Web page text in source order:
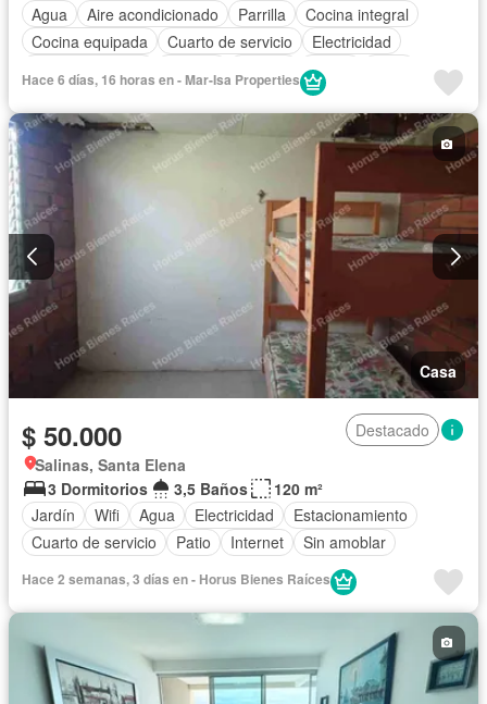
Agua
Aire acondicionado Parrilla
Cocina integral
Cocina equipada
Cuarto de servicio
Electricidad
Jardín
Completamente amoblado
Hace 6 días, 16 horas en - Mar-Isa Properties
Casa
$ 50.000
Destacado
Salinas, Santa Elena
3 Dormitorios
3,5 Baños
120 m²
Jardín
Wifi Agua Electricidad
Estacionamiento
Cuarto de servicio
Patio Internet Sin amoblar
Hace 2 semanas, 3 días en - Horus Bienes Raíces